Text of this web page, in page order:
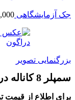
جک آزمایشگاهی
بزرگنمایی تصویر
سمپلر 8 کاناله دراگون
برای اطلاع از قیمت